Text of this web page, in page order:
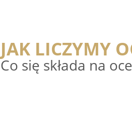
JAK LICZYMY
Co się składa na